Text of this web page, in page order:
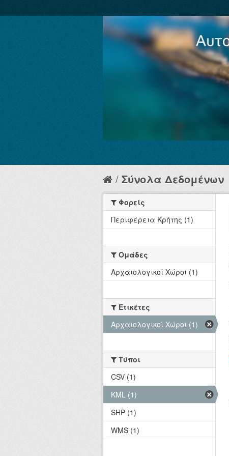
Σύνολα Δεδομένων
Φορείς
Περιφέρεια Κρήτης (1)
Ομάδες
Αρχαιολογικοί Χώροι (1)
Ετικέτες
Αρχαιολογικοί Χώροι (1)
Τύποι
CSV (1)
KML (1)
SHP (1)
WMS (1)